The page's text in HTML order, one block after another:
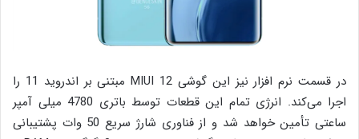
در قسمت نرم افزار نیز این گوشی MIUI 12 مبتنی بر اندروید 11 را
اجرا می‌کند. انرژی تمام این قطعات توسط باتری 4780 میلی آمپر
ساعتی تأمین خواهد شد و از فناوری شارژ سریع 50 وات پشتیبانی